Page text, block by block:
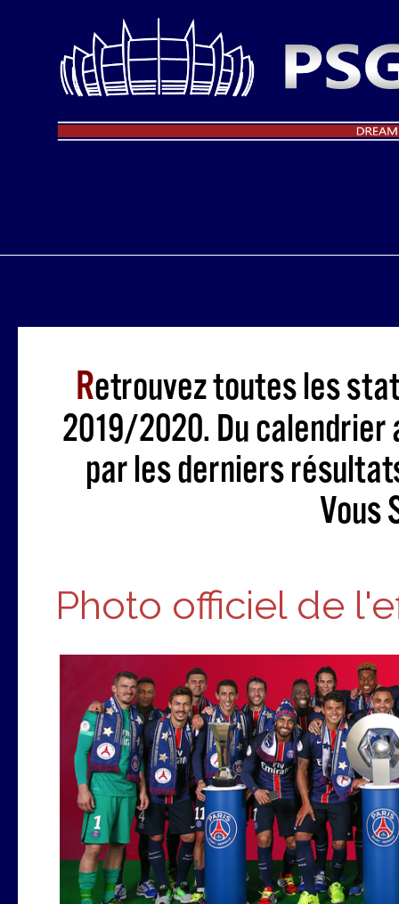
Retrouvez toutes les
2019/2020. Du
par les derniers
Vous
Photo officiel de